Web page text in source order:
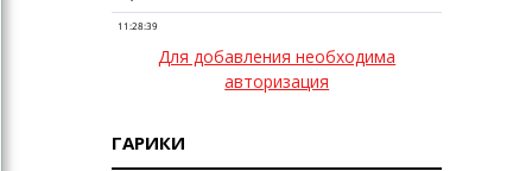
Для добавления необходима
авторизация
ГАРИКИ